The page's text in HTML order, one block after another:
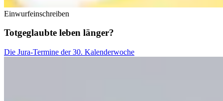
Einwurfeinschreiben
Totgeglaubte leben länger?
Die Jura-Termine der 30. Kalenderwoche